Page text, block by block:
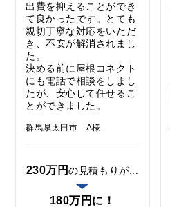
出費を抑えることができ
て良かったです。とても
親切丁寧な対応をいただ
き、不安が解消されまし
た。
決める前に屋根コネクト
にも電話で相談をしまし
たが、安心して任せるこ
とができました。
群馬県太田市 A様
230万円の見積もりが...
180万円に！